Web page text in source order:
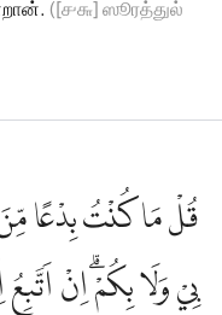
([௪௬] ஸூரத்துல்
قُلْ مَا كُنْتُ بِدْعًا
بِيْ وَلَا بِكُمْۗ اِنْ اَتَّبِعُ